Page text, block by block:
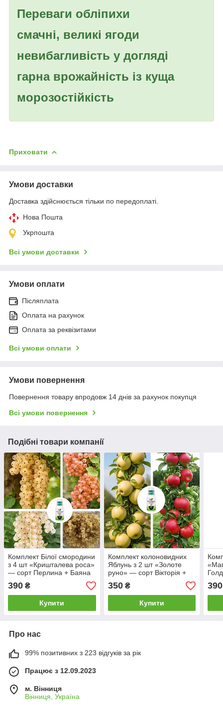
Переваги обліпихи
смачні, великі ягоди
невибагливість у догляді
гарна врожайність із куща
морозостійкість
Приховати
Умови доставки
Доставка здійснюється тільки по передоплаті.
Нова Пошта
Укрпошта
Всі умови доставки
Умови оплати
Післяплата
Оплата на рахунок
Оплата за реквізитами
Всі умови оплати
Умови повернення
Повернення товару впродовж 14 днів за рахунок покупця
Всі умови повернення
Подібні товари компанії
Комплект Білої смородини
з 4 шт «Кришталева роса»
— сорт Перлина + Баяна
+ Біла фея + Десертна +
Нано Корневін 100мл
390 ₴
Купити
Комплект колоновидних
Яблунь з 2 шт «Золоте
руно» — сорт Вікторія +
Медок + Нано Корневін
100мл
350₴
Купити
390
Про нас
99% позитивних з 223 відгуків за рік
Працює з 12.09.2023
м. Вінниця
Вінниця, Україна